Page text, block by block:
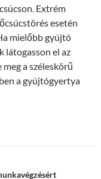
Extrém
esetén
mielőbb gyújtó
látogasson el az
a széleskörű
a gyújtógyertya